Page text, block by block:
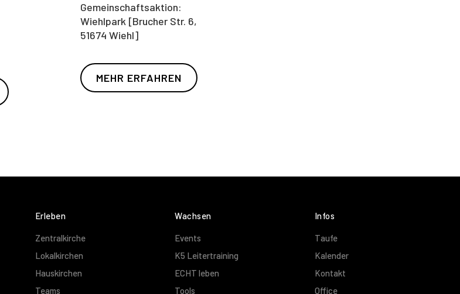
Gemeinschaftsaktion:
Wiehlpark [Brucher Str. 6,
51674 Wiehl]
MEHR ERFAHREN
Erleben
Zentralkirche
Lokalkirchen
Hauskirchen
Teams
Wachsen
Events
K5 Leitertraining
ECHT leben
Tools
Infos
Taufe
Kalender
Kontakt
Office